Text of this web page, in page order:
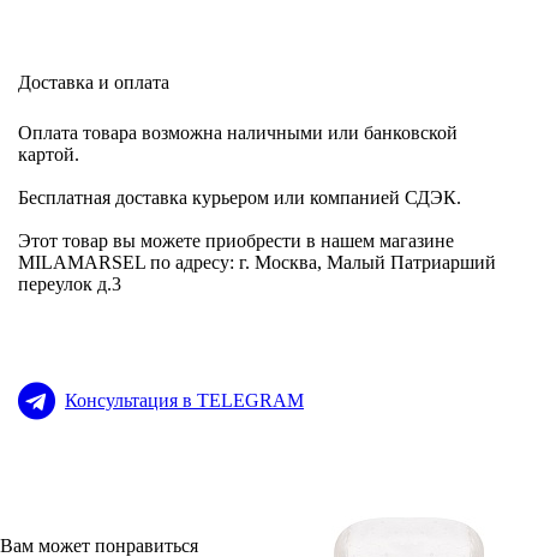
Доставка и оплата
Оплата товара возможна наличными или банковской
картой.
Бесплатная доставка курьером или компанией СДЭК.
Этот товар вы можете приобрести в нашем магазине
MILAMARSEL по адресу: г. Москва, Малый Патриарший
переулок д.3
Консультация в TELEGRAM
Вам может понравиться